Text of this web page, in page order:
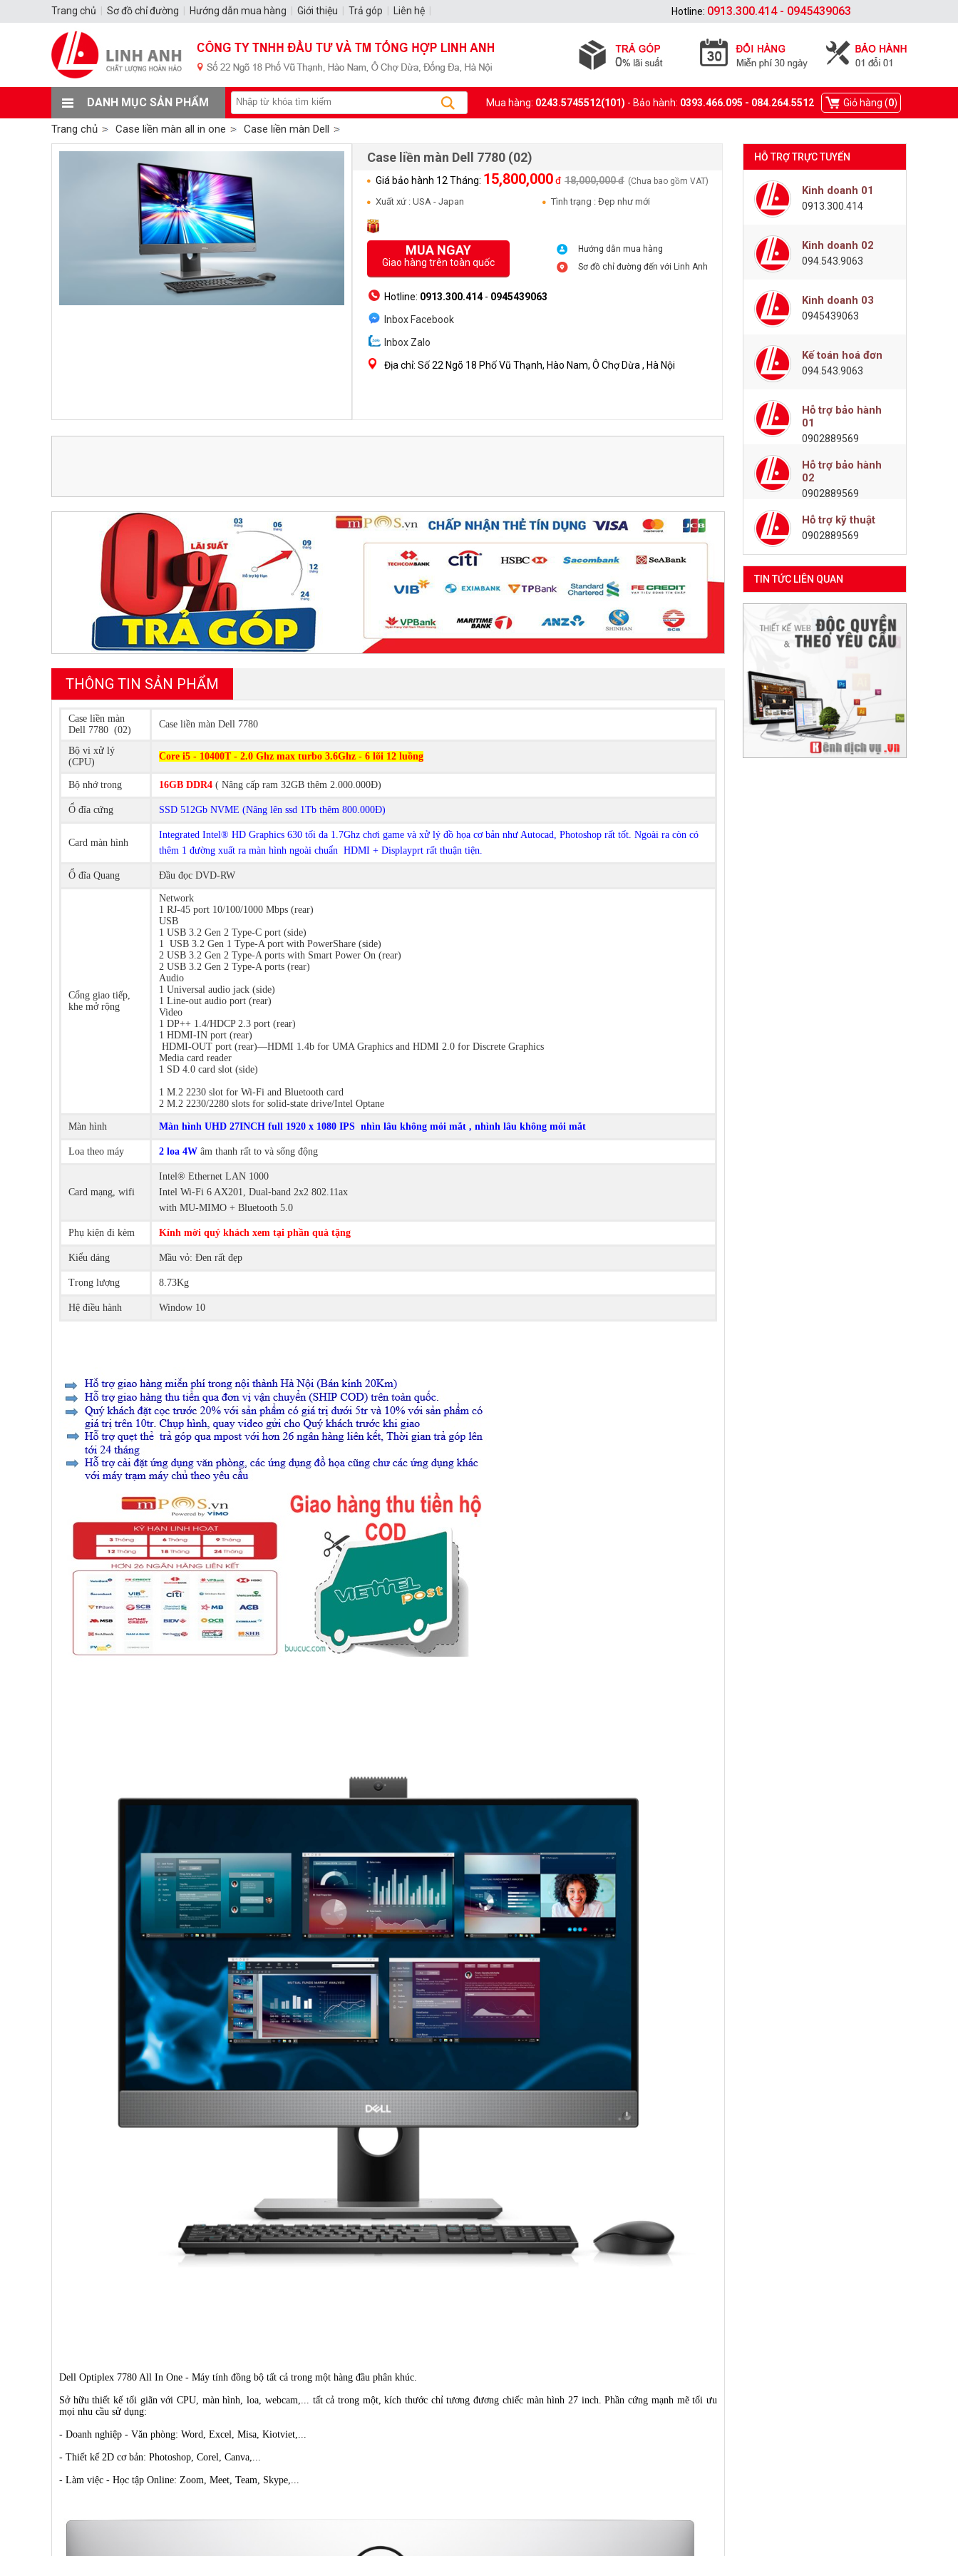
DANH MỤC SẢN PHẨM Mua hàng: 0243.5745512(101) - Bảo hành: 0393.466.095 - 084.264.5512 Giỏ hàng (0)
Trang chủ Case liền màn all in one Case liền màn Dell
Case liền màn Dell 7780 (02)
Giá bảo hành 12 Tháng: 15,800,000đ 18,000,000 đ (Chưa bao gồm VAT)
Xuất xứ : USA - Japan Tình trạng : Đẹp như mới
Hướng dẫn mua hàng
Sơ đồ chỉ đường đến với Linh Anh
MUA NGAY
Giao hàng trên toàn quốc
Hotline: 0913.300.414- 0945439063
Inbox Facebook
Inbox Zalo
Địa chỉ: Số 22 Ngõ 18 Phố Vũ Thạnh, Hào Nam, Ô Chợ Dừa , Hà Nội
THÔNG TIN SẢN PHẨM
Case liền màn
Dell 7780 (02)
Case liền màn Dell 7780
Bộ vi xử lý
(CPU)
Core i5 - 10400T - 2.0 Ghz max turbo 3.6Ghz - 6 lõi 12 luồng
Bộ nhớ trong 16GB DDR4 ( Nâng cấp ram 32GB thêm 2.000.000Đ)
Ổ đĩa cứng SSD 512Gb NVME (Nâng lên ssd 1Tb thêm 800.000Đ)
Card màn hình
Integrated Intel® HD Graphics 630 tối đa 1.7Ghz chơi game và xử lý đồ họa cơ bản như Autocad, Photoshop rất tốt. Ngoài ra còn có
thêm 1 đường xuất ra màn hình ngoài chuẩn HDMI + Displayprt rất thuận tiện.
Ổ đĩa Quang Đầu đọc DVD-RW
Cổng giao tiếp,
khe mở rộng
Network
1 RJ-45 port 10/100/1000 Mbps (rear)
USB
1 USB 3.2 Gen 2 Type-C port (side)
1 USB 3.2 Gen 1 Type-A port with PowerShare (side)
2 USB 3.2 Gen 2 Type-A ports with Smart Power On (rear)
2 USB 3.2 Gen 2 Type-A ports (rear)
Audio
1 Universal audio jack (side)
1 Line-out audio port (rear)
Video
1 DP++ 1.4/HDCP 2.3 port (rear)
1 HDMI-IN port (rear)
HDMI-OUT port (rear)—HDMI 1.4b for UMA Graphics and HDMI 2.0 for Discrete Graphics
Media card reader
1 SD 4.0 card slot (side)
1 M.2 2230 slot for Wi-Fi and Bluetooth card
2 M.2 2230/2280 slots for solid-state drive/Intel Optane
Màn hình Màn hình UHD 27INCH full 1920 x 1080 IPS nhìn lâu không mỏi mắt , nhình lâu không mỏi mắt
Loa theo máy 2 loa 4W âm thanh rất to và sống động
Card mạng, wifi
Intel® Ethernet LAN 1000
Intel Wi-Fi 6 AX201, Dual-band 2x2 802.11ax
with MU-MIMO + Bluetooth 5.0
Phụ kiện đi kèm Kính mời quý khách xem tại phần quà tặng
Kiểu dáng Mầu vỏ: Đen rất đẹp
Trọng lượng 8.73Kg
Hệ điều hành Window 10
Dell Optiplex 7780 All In One - Máy tính đồng bộ tất cả trong một hàng đầu phân khúc.
Sở hữu thiết kế tối giãn với CPU, màn hình, loa, webcam,... tất cả trong một, kích thước chỉ tương đương chiếc màn hình 27 inch. Phần cứng mạnh mẽ tối ưu
mọi nhu cầu sử dụng:
- Doanh nghiệp - Văn phòng: Word, Excel, Misa, Kiotviet,...
- Thiết kế 2D cơ bản: Photoshop, Corel, Canva,...
- Làm việc - Học tập Online: Zoom, Meet, Team, Skype,...
HỖ TRỢ TRỰC TUYẾN
Kinh doanh 01
0913.300.414
Kinh doanh 02
094.543.9063
Kinh doanh 03
0945439063
Kế toán hoá đơn
094.543.9063
Hỗ trợ bảo hành
01
0902889569
Hỗ trợ bảo hành
02
0902889569
Hỗ trợ kỹ thuật
0902889569
TIN TỨC LIÊN QUAN
Trang chủ Sơ đồ chỉ đường Hướng dẫn mua hàng Giới thiệu Trả góp Liên hệ Hotline: 0913.300.414 - 0945439063